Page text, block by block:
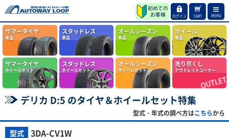
ログイン CART MENU
サマータイヤ
単品
スタッドレス
単品
オールシーズン
単品
ホイール
単品
サマータイヤ
ホイールセット
スタッドレス
ホイールセット
オールシーズン
ホイールセット
売り尽くし
アウトレットコーナー
デリカ D:5 のタイヤ＆ホイールセット特集
型式・年式の調べ方はこちらから
型式 3DA-CV1W